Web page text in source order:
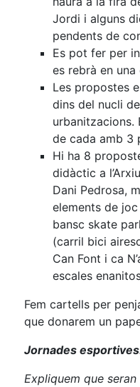
Jordi i alguns
pendents de
Es pot fer per
es rebrà en
Les propostes
dins del nucli
urbanitzacions.
de cada amb 3
Hi ha 8
didàctic a
Dani Pedrosa,
elements de
bansc skate
(carril bici
Can Font i ca
escales
Fem cartells per
que donarem un
Jornades
Expliquem que